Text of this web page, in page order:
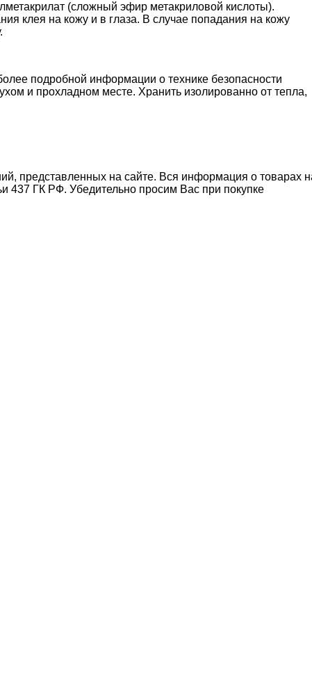
(сложный эфир метакриловой кислоты).
клея на кожу и в глаза. В случае попадания на кожу
подробной информации о технике безопасности
и прохладном месте. Хранить изолированно от тепла,
представленных на сайте. Вся информация о товарах
437 ГК РФ. Убедительно просим Вас при покупке